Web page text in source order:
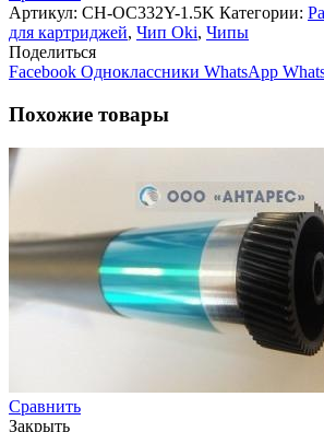
OKI
C332dnw/MC363dn
(46508737),
Yellow,
1.5K
Imaging®)
Артикул: CH-OC332Y-1.5K Категории:
для картриджей, Чип Oki, Чипы
Поделиться
Facebook Одноклассники WhatsApp
Похожие товары
Сравнить
Закрыть